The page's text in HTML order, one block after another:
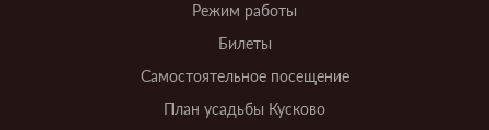
Режим работы
Билеты
Самостоятельное посещение
План усадьбы Кусково